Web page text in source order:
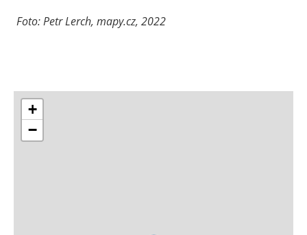
Foto: Petr Lerch, mapy.cz, 2022
+
−